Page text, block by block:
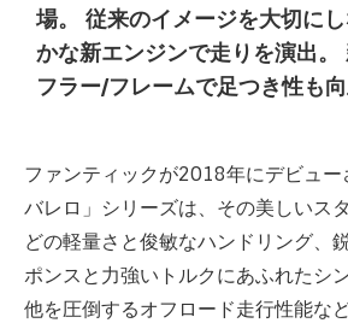
場。
従来のイメージを大切に
かな新エンジンで走りを演出。
フラー/フレームで足つき性も
ファンティックが2018年にデビュー
バレロ」シリーズは、その美しいス
どの軽量さと俊敏なハンドリング、
ポンスと力強いトルクにあふれたシ
他を圧倒するオフロード走行性能な